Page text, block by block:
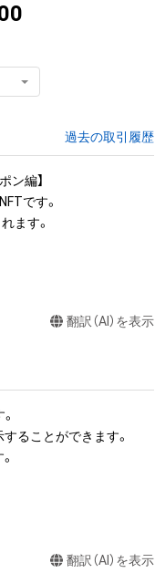
過去の取引履歴
ン編】
です。
ます。
翻訳（AI）を表示
ることができます。
翻訳（AI）を表示